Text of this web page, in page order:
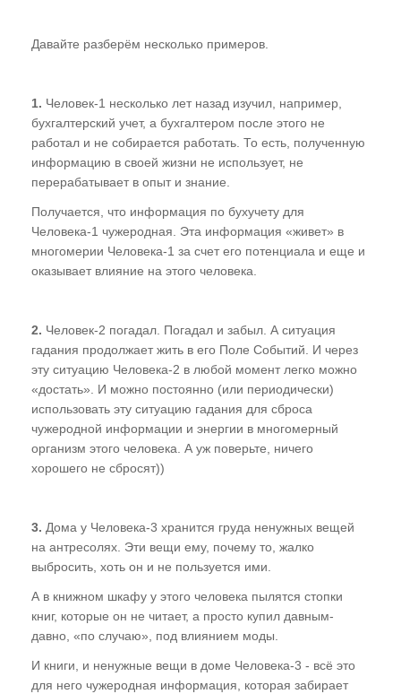
Это интересно
Послушать
"Время перемен"
Скачать
Школа В. Рогожкина
Видео-записи НИЦ "ЭНИО"
Записи семинаров Рогожкина
Виктор Рогожкин. Коротко о важном
Запрещённые видео НИЦ "ЭНИО"
Купить
Представители
Давайте разберём несколько примеров.
1. Человек-1 несколько лет назад изучил, например,
бухгалтерский учет, а бухгалтером после этого не
работал и не собирается работать. То есть, полученную
информацию в своей жизни не использует, не
перерабатывает в опыт и знание.
Получается, что информация по бухучету для
Человека-1 чужеродная. Эта информация «живет» в
многомерии Человека-1 за счет его потенциала и еще и
оказывает влияние на этого человека.
2. Человек-2 погадал. Погадал и забыл. А ситуация
гадания продолжает жить в его Поле Событий. И через
эту ситуацию Человека-2 в любой момент легко можно
«достать». И можно постоянно (или периодически)
использовать эту ситуацию гадания для сброса
чужеродной информации и энергии в многомерный
организм этого человека. А уж поверьте, ничего
хорошего не сбросят))
3. Дома у Человека-3 хранится груда ненужных вещей
на антресолях. Эти вещи ему, почему то, жалко
выбросить, хоть он и не пользуется ими.
А в книжном шкафу у этого человека пылятся стопки
книг, которые он не читает, а просто купил давным-
давно, «по случаю», под влиянием моды.
И книги, и ненужные вещи в доме Человека-3 - всё это
для него чужеродная информация, которая забирает